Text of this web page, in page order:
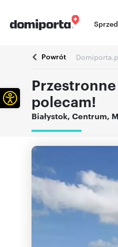
Powrót
polecam!
Białystok, Centrum,
Otwórz pasek narzędzi